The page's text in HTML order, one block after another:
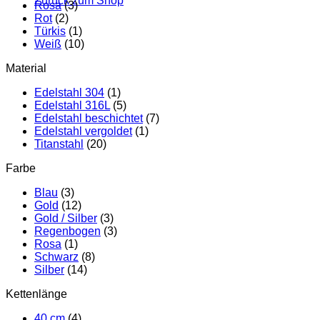
Rosa (3)
Rot (2)
Türkis (1)
Weiß (10)
Material
Edelstahl 304 (1)
Edelstahl 316L (5)
Edelstahl beschichtet (7)
Edelstahl vergoldet (1)
Titanstahl (20)
Farbe
Blau (3)
Gold (12)
Gold / Silber (3)
Regenbogen (3)
Rosa (1)
Schwarz (8)
Silber (14)
Kettenlänge